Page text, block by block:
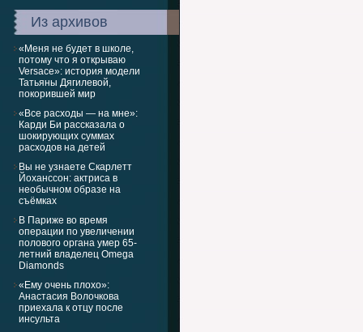
Из архивов
«Меня не будет в школе,
потому что я открываю
Versace»: история модели
Татьяны Дягилевой,
покорившей мир
«Все расходы — на мне»:
Карди Би рассказала о
шокирующих суммах
расходов на детей
Вы не узнаете Скарлетт
Йоханссон: актриса в
необычном образе на
съёмках
В Париже во время
операции по увеличении
полового органа умер 65-
летний владелец Omega
Diamonds
«Ему очень плохо»:
Анастасия Волочкова
приехала к отцу после
инсульта